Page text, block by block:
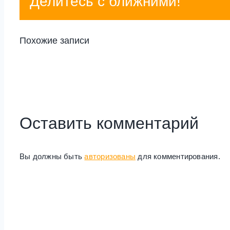
Похожие записи
Оставить комментарий
Вы должны бытьавторизованы для комментирования.